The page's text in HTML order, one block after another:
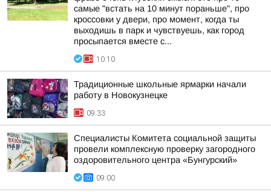
самые "встать на 10 минут пораньше", про
кроссовки у двери, про момент, когда ты
выходишь в парк и чувствуешь, как город
просыпается вместе с...
10:10
Традиционные школьные ярмарки начали
работу в Новокузнецке
09:33
Специалисты Комитета социальной защиты
провели комплексную проверку загородного
оздоровительного центра «Бунгурский»
09:00